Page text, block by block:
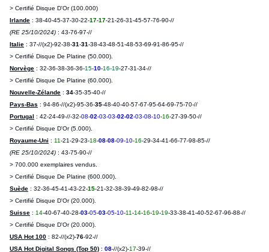
> Certifié Disque D'Or (100.000)
Irlande : 38-40-45-37-30-22-17-17-21-26-31-45-57-76-90-//
(RE 25/10/2024) : 43-76-97-//
Italie : 37-//(x2)-92-38-31-31-38-43-48-51-48-53-69-91-86-95-//
> Certifié Disque De Platine (50.000).
Norvège : 32-36-38-36-36-15-10-16-19-27-31-34-//
> Certifié Disque De Platine (60.000).
Nouvelle-Zélande : 34-35-35-40-//
Pays-Bas : 94-86-//(x2)-95-36-35-48-40-40-57-67-95-64-69-75-70-//
Portugal : 42-24-49-//-32-08-02-03-03-02-02-03-08-10-16-27-39-50-//
> Certifié Disque D'Or (5.000).
Royaume-Uni : 11-21-29-23-18-08-08-09-10-16-29-34-41-66-77-98-85-//
(RE 25/10/2024) : 43-75-90-//
> 700.000 exemplaires vendus.
> Certifié Disque De Platine (600.000).
Suède : 32-36-45-41-43-22-15-21-32-38-39-49-82-98-//
> Certifié Disque D'Or (20.000).
Suisse : 14-40-67-40-28-03-05-03-05-10-11-14-16-19-19-33-38-41-40-52-67-96-88-//
> Certifié Disque D'Or (20.000).
USA Hot 100 : 82-//(x2)-76-92-//
USA Hot Digital Songs (Top 50) : 08-//(x2)-17-39-//